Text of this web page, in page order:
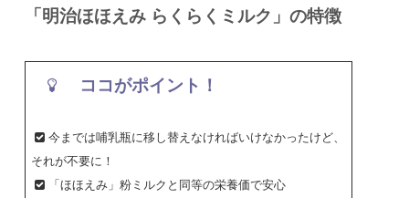
「明治ほほえみ らくらくミルク」の特徴
ココがポイント！
今までは哺乳瓶に移し替えなければいけなかったけど、
それが不要に！
「ほほえみ」粉ミルクと同等の栄養価で安心